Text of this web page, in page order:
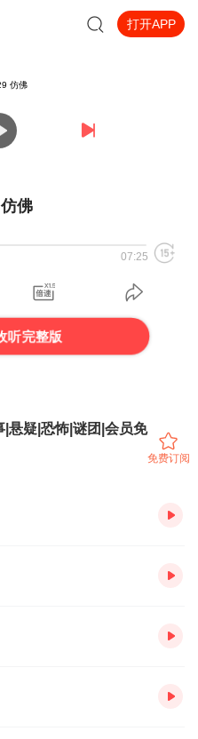
打开APP
佛
07:25
听完整版
|悬疑|恐怖|谜团|会员免
免费订阅